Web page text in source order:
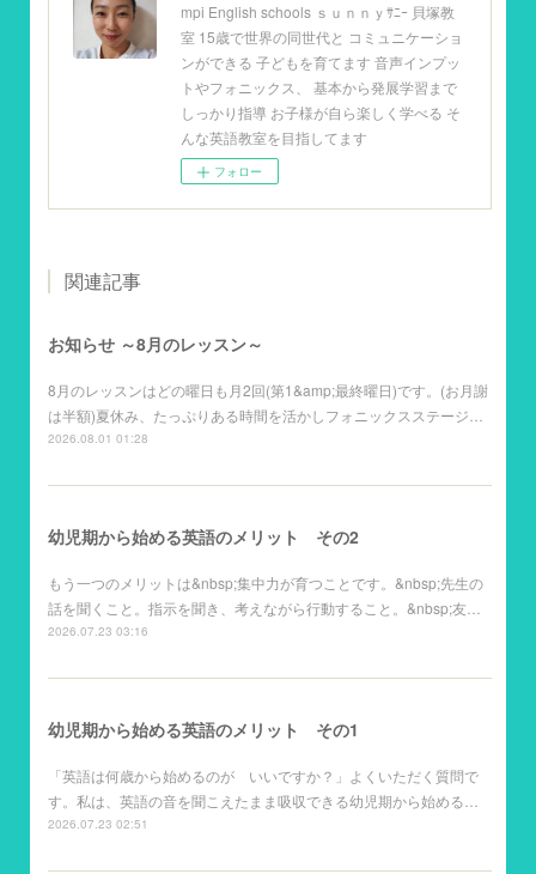
mpi English schools ｓｕｎｎｙｻﾆｰ 貝塚教
室 15歳で世界の同世代と コミュニケーショ
ンができる 子どもを育てます 音声インプッ
トやフォニックス、 基本から発展学習まで
しっかり指導 お子様が自ら楽しく学べる そ
んな英語教室を目指してます
フォロー
関連記事
お知らせ ～8月のレッスン～
8月のレッスンはどの曜日も月2回(第1&amp;最終曜日)です。(お月謝
は半額)夏休み、たっぷりある時間を活かしフォニックスステージ…
2026.08.01 01:28
幼児期から始める英語のメリット その2
もう一つのメリットは&nbsp;集中力が育つことです。&nbsp;先生の
話を聞くこと。指示を聞き、考えながら行動すること。&nbsp;友…
2026.07.23 03:16
幼児期から始める英語のメリット その1
「英語は何歳から始めるのが いいですか？」よくいただく質問で
す。私は、英語の音を聞こえたまま吸収できる幼児期から始める…
2026.07.23 02:51